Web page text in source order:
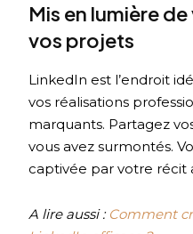
Mis en lumière
vos projets
LinkedIn est l’endroit
vos réalisations
marquants. Partagez
vous avez surmontés.
captivée par votre récit
A lire aussi : Comment